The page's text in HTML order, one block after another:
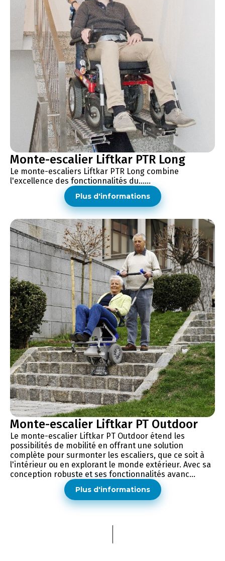
Monte-escalier Liftkar PTR Long
Le monte-escaliers Liftkar PTR Long combine
l'excellence des fonctionnalités du......
Plus d'informations
Monte-escalier Liftkar PT Outdoor
Le monte-escalier Liftkar PT Outdoor étend les
possibilités de mobilité en offrant une solution
complète pour surmonter les escaliers, que ce soit à
l'intérieur ou en explorant le monde extérieur. Avec sa
conception robuste et ses fonctionnalités avanc...
Plus d'informations